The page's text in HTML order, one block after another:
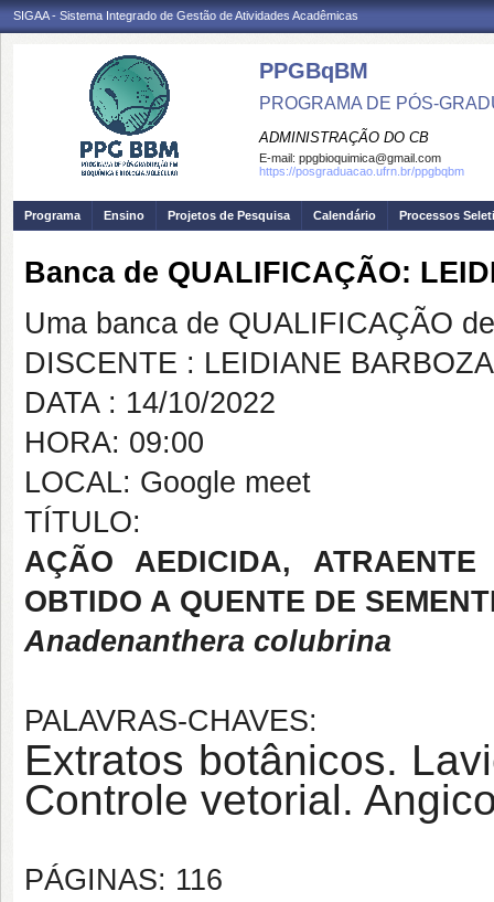
SIGAA - Sistema Integrado de Gestão de Atividades Acadêmicas
PPGBqBM
PROGRAMA DE PÓS-
ADMINISTRAÇÃO DO CB
E-mail: ppgbioquimica@gmail.com
https://posgraduacao.ufrn.br/ppgbqbm
Programa Ensino Projetos de Pesquisa Calendário Processos
Banca de QUALIFICAÇÃO:
Uma banca de QUALIFICAÇÃO
DISCENTE : LEIDIANE
DATA : 14/10/2022
HORA: 09:00
LOCAL: Google meet
TÍTULO:
AÇÃO AEDICIDA,
OBTIDO A QUENTE DE
Anadenanthera colubrina
PALAVRAS-CHAVES:
Extratos botânicos.
Controle vetorial.
PÁGINAS: 116